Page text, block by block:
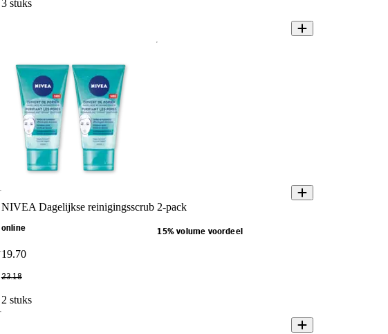
3 stuks
NIVEA Dagelijkse reinigingsscrub 2-pack
online 15% volume voordeel
19.70
23.18
2 stuks